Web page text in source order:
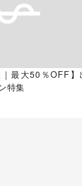
｜最大50％OFF】
特集